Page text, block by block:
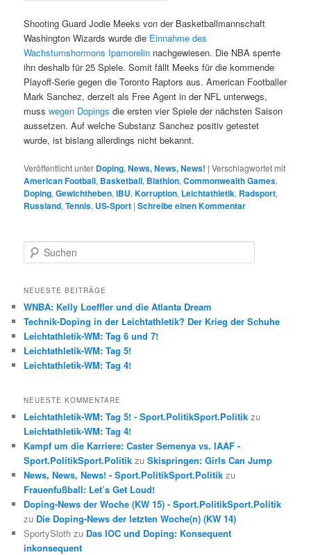
Shooting Guard Jodie Meeks von der Basketballmannschaft
Washington Wizards wurde die Einnahme des
Wachstumshormons Ipamorelin nachgewiesen. Die NBA sperrte
ihn deshalb für 25 Spiele. Somit fällt Meeks für die kommende
Playoff-Serie gegen die Toronto Raptors aus. American Footballer
Mark Sanchez, derzeit als Free Agent in der NFL unterwegs,
musswegen Dopings die ersten vier Spiele der nächsten Saison
aussetzen. Auf welche Substanz Sanchez positiv getestet
wurde, ist bislang allerdings nicht bekannt.
Veröffentlicht unter Doping,News, News, News! |Verschlagwortet mit
American Football, Basketball, Biathlon,Commonwealth Games,
Doping,Gewichtheben,IBU,Korruption, Leichtathletik, Radsport,
Russland,Tennis, US-Sport |Schreibe einen Kommentar
u
h
n
NEUESTE BEITRÄGE
WNBA: Kelly Loeffler und die Atlanta Dream
Technik-Doping in der Leichtathletik? Der Krieg der Schuhe
Leichtathletik-WM: Tag 6 und 7!
Leichtathletik-WM: Tag 5!
Leichtathletik-WM: Tag 4!
NEUESTE KOMMENTARE
Leichtathletik-WM: Tag 5! - Sport.PolitikSport.Politik zu
Leichtathletik-WM: Tag 4!
Kampf um die Karriere: Caster Semenya vs. IAAF -
Sport.PolitikSport.Politik zuSkispringen: Girls Can Jump
News, News, News! - Sport.PolitikSport.Politik zu
Frauenfußball: Let’s Get Loud!
Doping-News der Woche (KW 15) - Sport.PolitikSport.Politik
zu Die Doping-News der letzten Woche(n) (KW 14)
SportySloth zu Das IOC und Doping: Konsequent
inkonsequent